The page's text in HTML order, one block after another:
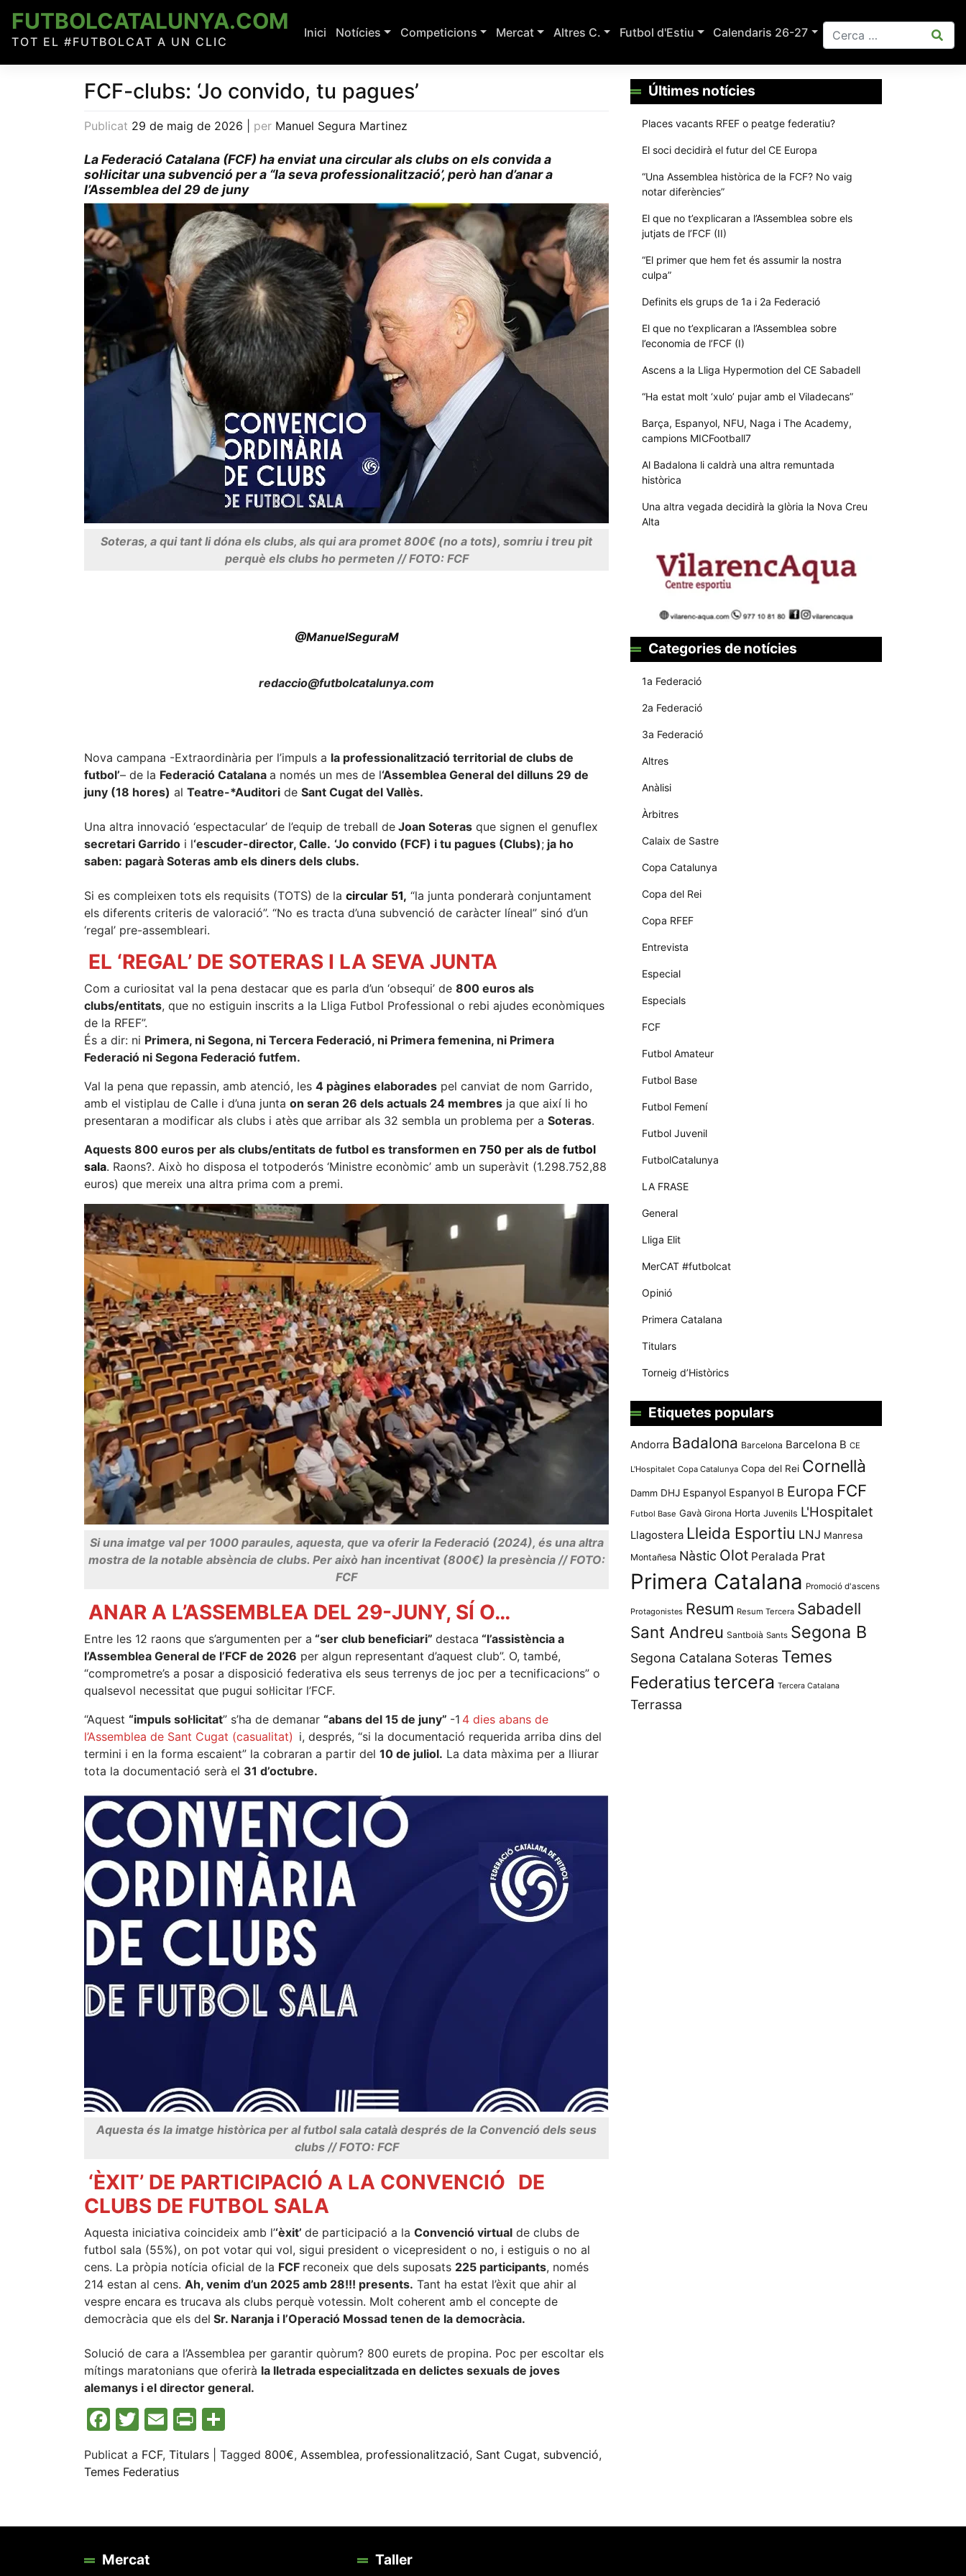
content
FUTBOLCATALUNYA.COM
TOT EL #FUTBOLCAT A UN CLIC
Inici Notícies Competicions Mercat Altres C. Futbol d'Estiu Calendaris 26-27
FCF-clubs: ‘Jo convido, tu pagues’
Publicat 29 de maig de 2026 per Manuel Segura Martinez
La Federació Catalana (FCF) ha enviat una circular als clubs on els convida a
sol·licitar una subvenció per a “la seva professionalització’, però han d’anar a
l’Assemblea del 29 de juny
Soteras, a qui tant li dóna els clubs, als qui ara promet 800€ (no a tots), somriu i treu pit
perquè els clubs ho permeten // FOTO: FCF
@ManuelSeguraM
redaccio@futbolcatalunya.com
Nova campana -Extraordinària per l’impuls a la professionalització territorial de clubs de
futbol’– de la Federació Catalana a només un mes de l‘Assemblea General del dilluns 29 de
juny (18 hores) al Teatre-*Auditori de Sant Cugat del Vallès.
Una altra innovació ‘espectacular’ de l’equip de treball de Joan Soteras que signen el genuflex
secretari Garrido i l‘escuder-director, Calle. ‘Jo convido (FCF) i tu pagues (Clubs); ja ho
saben: pagarà Soteras amb els diners dels clubs.
Si es compleixen tots els requisits (TOTS) de la circular 51, “la junta ponderarà conjuntament
els diferents criteris de valoració”. “No es tracta d’una subvenció de caràcter líneal” sinó d’un
‘regal’ pre-assembleari.
EL ‘REGAL’ DE SOTERAS I LA SEVA JUNTA
Com a curiositat val la pena destacar que es parla d’un ‘obsequi’ de 800 euros als
clubs/entitats, que no estiguin inscrits a la Lliga Futbol Professional o rebi ajudes econòmiques
de la RFEF”.
És a dir: ni Primera, ni Segona, ni Tercera Federació, ni Primera femenina, ni Primera
Federació ni Segona Federació futfem.
Val la pena que repassin, amb atenció, les 4 pàgines elaborades pel canviat de nom Garrido,
amb el vistiplau de Calle i d’una junta on seran 26 dels actuals 24 membres ja que així li ho
presentaran a modificar als clubs i atès que arribar als 32 sembla un problema per a Soteras.
Aquests 800 euros per als clubs/entitats de futbol es transformen en 750 per als de futbol
sala. Raons?. Això ho disposa el totpoderós ‘Ministre econòmic’ amb un superàvit (1.298.752,88
euros) que mereix una altra prima com a premi.
Si una imatge val per 1000 paraules, aquesta, que va oferir la Federació (2024), és una altra
mostra de la notable absència de clubs. Per això han incentivat (800€) la presència // FOTO:
FCF
ANAR A L’ASSEMBLEA DEL 29-JUNY, SÍ O…
Entre les 12 raons que s’argumenten per a “ser club beneficiari” destaca “l’assistència a
l’Assemblea General de l’FCF de 2026 per algun representant d’aquest club”. O, també,
“comprometre’s a posar a disposició federativa els seus terrenys de joc per a tecnificacions” o
qualsevol necessitat que pugui sol·licitar l’FCF.
“Aquest “impuls sol·licitat” s’ha de demanar “abans del 15 de juny” -1 4 dies abans de
l’Assemblea de Sant Cugat (casualitat) i, després, “si la documentació requerida arriba dins del
termini i en la forma escaient” la cobraran a partir del 10 de juliol. La data màxima per a lliurar
tota la documentació serà el 31 d’octubre.
Aquesta és la imatge històrica per al futbol sala català després de la Convenció dels seus
clubs // FOTO: FCF
‘ÈXIT’ DE PARTICIPACIÓ A LA CONVENCIÓ DE
CLUBS DE FUTBOL SALA
Aquesta iniciativa coincideix amb l’‘èxit’ de participació a la Convenció virtual de clubs de
futbol sala (55%), on pot votar qui vol, sigui president o vicepresident o no, i estiguis o no al
cens. La pròpia notícia oficial de la FCF reconeix que dels suposats 225 participants, només
214 estan al cens. Ah, venim d’un 2025 amb 28!!! presents. Tant ha estat l’èxit que ahir al
vespre encara es trucava als clubs perquè votessin. Molt coherent amb el concepte de
democràcia que els del Sr. Naranja i l’Operació Mossad tenen de la democràcia.
Solució de cara a l’Assemblea per garantir quòrum? 800 eurets de propina. Poc per escoltar els
mítings maratonians que oferirà la lletrada especialitzada en delictes sexuals de joves
alemanys i el director general.
Facebook
Twitter
Email
Print
Publicat a FCF, Titulars Tagged 800€, Assemblea, professionalització, Sant Cugat, subvenció,
Temes Federatius
Últimes notícies
Places vacants RFEF o peatge federatiu?
El soci decidirà el futur del CE Europa
“Una Assemblea històrica de la FCF? No vaig
notar diferències”
El que no t’explicaran a l’Assemblea sobre els
jutjats de l’FCF (II)
“El primer que hem fet és assumir la nostra
culpa”
Definits els grups de 1a i 2a Federació
El que no t’explicaran a l’Assemblea sobre
l’economia de l’FCF (I)
Ascens a la Lliga Hypermotion del CE Sabadell
“Ha estat molt ‘xulo’ pujar amb el Viladecans”
Barça, Espanyol, NFU, Naga i The Academy,
campions MICFootball7
Al Badalona li caldrà una altra remuntada
històrica
Una altra vegada decidirà la glòria la Nova Creu
Alta
Categories de notícies
1a Federació
2a Federació
3a Federació
Altres
Anàlisi
Àrbitres
Calaix de Sastre
Copa Catalunya
Copa del Rei
Copa RFEF
Entrevista
Especial
Especials
FCF
Futbol Amateur
Futbol Base
Futbol Femení
Futbol Juvenil
FutbolCatalunya
LA FRASE
General
Lliga Elit
MerCAT #futbolcat
Opinió
Primera Catalana
Titulars
Torneig d’Històrics
Etiquetes populars
Andorra Badalona Barcelona Barcelona B CE
L'Hospitalet Copa Catalunya Copa del Rei Cornellà
Damm DHJ Espanyol Espanyol B Europa FCF
Futbol Base Gavà Girona Horta Juvenils L'Hospitalet
Llagostera Lleida Esportiu LNJ Manresa
Montañesa Nàstic Olot Peralada Prat
Primera Catalana Promoció d'ascens
Protagonistes Resum Resum Tercera Sabadell
Sant Andreu Santboià Sants Segona B
Segona Catalana Soteras Temes
Federatiustercera Tercera Catalana
Terrassa
Mercat Taller
Aquestes
cookies no
de manera
anònima d'ús
funcionalitat i
la seva
estructura.
Experiència
d'usuari
emmagatzemen
dades en el seu
dispositiu que
el lloc funcioni
Si rebutja
aquestes
cookies
algunes
funcionalitats
desapareixeran
del lloc web.
Màrqueting
interessos i
comportament
navegues pel
nostre lloc
web
incrementes la
possibilitat de
mirar només
anuncis,
ofertes i
contingut
personalitzat.